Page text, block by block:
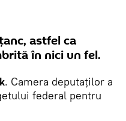
astfel ca
în nici un fel.
. Camera deputaților a
federal pentru